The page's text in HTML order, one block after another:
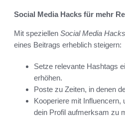
Social Media Hacks für mehr
Mit speziellen Social Media Hacks
eines Beitrags erheblich steigern:
Setze relevante Hashtags
erhöhen.
Poste zu Zeiten, in denen
Kooperiere mit Influencern,
dein Profil aufmerksam zu